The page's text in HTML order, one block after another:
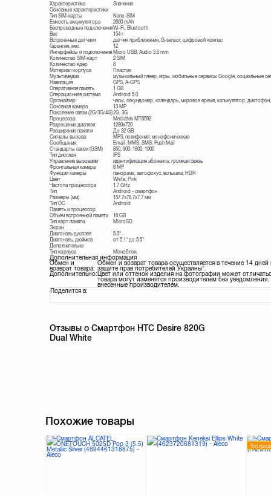
Характеристика
Значение
Основные характеристики
Тип SIM-карты
Nano-SIM
Ёмкость аккумулятора
2600 mAh
Беспроводные подключенияWi-Fi, Bluetooth
Вес
154 г
Встроенные датчики
датчик приближения, G-sensor, цифровой компас
Гарантия, мес
12
Интерфейсы и подключения Micro USB, Audio 3.5 mm
Количество SIM-карт
2 SIM
Количество ядер
8
Материал корпуса
Пластик
Мультимедиа
музыкальный плеер, игры, мобильные сервисы Google, социальные
Навигация
GPS, A-GPS
Оперативная память
1 GB
Операционная система
Android 5.0
Органайзер
часы, секундомер, календарь, мировое время, калькулятор,
Основная камера
13 MP
Поколение связи (2G/3G/4G)2G, 3G
Процессор
Mediatek MT6592
Разрешение дисплея
1280х720
Расширение памяти
До 32 GB
Сигналы вызова
MP3, полифония, монофонические
Сообщения
Email, MMS, SMS, Push Mail
Стандарты связи (GSM)
850, 900, 1800, 1900
Тип дисплея
IPS
Управление вызовами
идентификация абонента, громкая связь
Фронтальная камера
8 MP
Функции камеры
панорама, автофокус, вспышка, HDR
Цвет
White, Pink
Частота процессора
1.7 GHz
Тип
Android - смартфон
Размеры (мм)
157.7x78.7x7.7 мм
Тип ОС
Android
Память и процессор
Объём встроенной памяти
16 GB
Тип карт памяти
MicroSD
Экран
Диагональ дисплея
5.5"
Диагональ, дюймов
от 5.1" до 5.5"
Дополнительно
Тип корпуса
Моноблок
Дополнительная информация
Обмен и
возврат товара:
Обмен и возврат товара осуществляется в течение 14
защите прав потребителей Украины".
Дополнительно:
Цвет или оттенок изделия на фотографии может
товара могут изменятся производителем без
внесенные производителем.
Поделится в:
Отзывы о Смартфон HTC Desire 820G
Dual White
Похожие товары
Топ